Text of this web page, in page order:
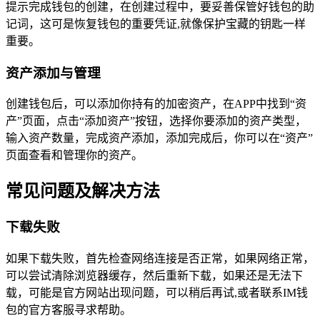
提示完成钱包的创建，在创建过程中，要妥善保管好钱包的助
记词，这可是恢复钱包的重要凭证,就像保护宝藏的钥匙一样
重要。
资产添加与管理
创建钱包后，可以添加你持有的加密资产，在APP中找到“资
产”页面，点击“添加资产”按钮，选择你要添加的资产类型，
输入资产数量，完成资产添加，添加完成后，你可以在“资产”
页面查看和管理你的资产。
常见问题及解决方法
下载失败
如果下载失败，首先检查网络连接是否正常，如果网络正常，
可以尝试清除浏览器缓存，然后重新下载，如果还是无法下
载，可能是官方网站出现问题，可以稍后再试,或者联系IM钱
包的官方客服寻求帮助。